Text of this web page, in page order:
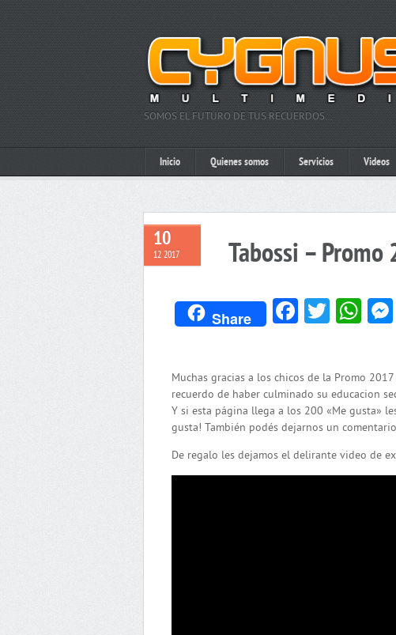
SOMOS EL FUTURO DE TUS RECUERDOS…
Inicio Quienes somos Servicios Videos
10
12 2017 Tabossi – Promo
Share Facebook
Muchas gracias a los chicos de la Promo
recuerdo de haber culminado su educacion
Y si esta página llega a los 200 «Me gusta»
gusta! También podés dejarnos un
De regalo les dejamos el delirante video de